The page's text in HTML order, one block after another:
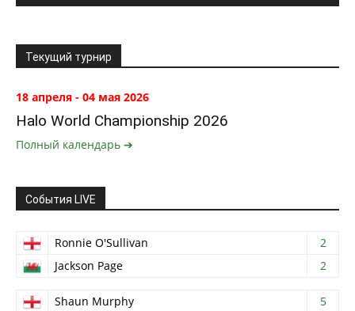
Текущий турнир
18 апреля - 04 мая 2026
Halo World Championship 2026
Полный календарь ➔
События LIVE
Ronnie O'Sullivan
2
Jackson Page
2
Shaun Murphy
5